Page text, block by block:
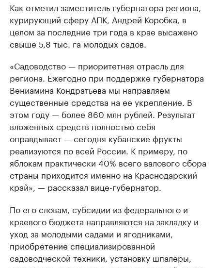
Как отметил заместитель губернатора региона,
курирующий сферу АПК, Андрей Коробка, в
целом за последние три года в крае высажено
свыше 5,8 тыс. га молодых садов.
«Садоводство — приоритетная отрасль для
региона. Ежегодно при поддержке губернатора
Вениамина Кондратьева мы направляем
существенные средства на ее укрепление. В
этом году — более 860 млн рублей. Результат
вложенных средств полностью себя
оправдывает — сегодня кубанские фрукты
реализуются по всей России. К примеру, по
яблокам практически 40% всего валового сбора
страны приходится именно на Краснодарский
край», — рассказал вице-губернатор.
По его словам, субсидии из федерального и
краевого бюджета направляются на закладку и
уход за молодыми садами и ягодниками,
приобретение специализированной
садоводческой техники, установку шпалеры,